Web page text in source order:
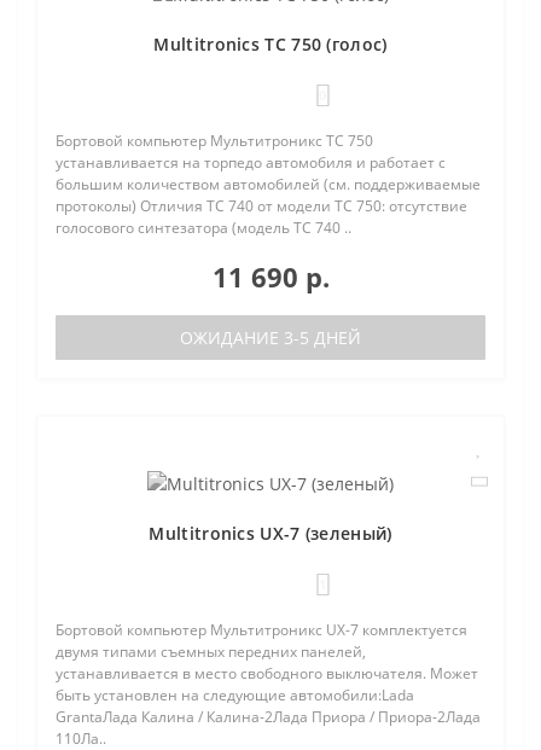
Multitronics TC 750 (голос)
Бортовой компьютер Мультитроникс TC 750
устанавливается на торпедо автомобиля и работает с
большим количеством автомобилей (см. поддерживаемые
протоколы) Отличия TC 740 от модели TC 750: отсутствие
голосового синтезатора (модель TC 740 ..
11 690 р.
ОЖИДАНИЕ 3-5 ДНЕЙ
Multitronics UX-7 (зеленый)
Бортовой компьютер Мультитроникс UX-7 комплектуется
двумя типами съемных передних панелей,
устанавливается в место свободного выключателя. Может
быть установлен на следующие автомобили:Lada
GrantaЛада Калина / Калина-2Лада Приора / Приора-2Лада
110Ла..